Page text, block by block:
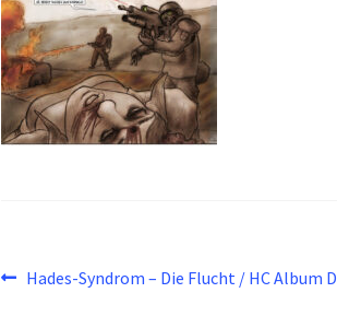
Beitragsnavigation
Vorheriger
Hades-Syndrom – Die Flucht / HC Album